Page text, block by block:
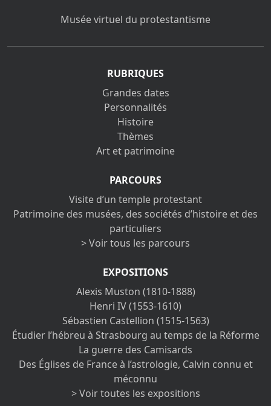
Musée virtuel du protestantisme
RUBRIQUES
Grandes dates
Personnalités
Histoire
Thèmes
Art et patrimoine
PARCOURS
Visite d’un temple protestant
Patrimoine des musées, des sociétés d’histoire et des
particuliers
> Voir tous les parcours
EXPOSITIONS
Alexis Muston (1810-1888)
Henri IV (1553-1610)
Sébastien Castellion (1515-1563)
Étudier l’hébreu à Strasbourg au temps de la Réforme
La guerre des Camisards
Des Églises de France à l’astrologie, Calvin connu et
méconnu
> Voir toutes les expositions